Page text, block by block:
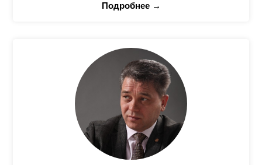
Подробнее →